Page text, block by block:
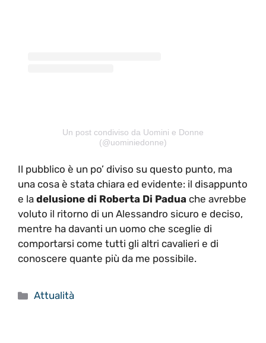
Un post condiviso da Uomini e Donne
(@uominiedonne)
Il pubblico è un po’ diviso su questo punto, ma
una cosa è stata chiara ed evidente: il disappunto
e la delusione di Roberta Di Padua che avrebbe
voluto il ritorno di un Alessandro sicuro e deciso,
mentre ha davanti un uomo che sceglie di
comportarsi come tutti gli altri cavalieri e di
conoscere quante più da me possibile.
Categorie
Attualità